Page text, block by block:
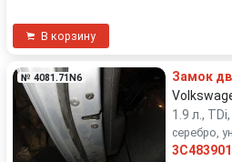
В корзину
№ 4081.71N6
Замок
1.9 л.,
серебро,